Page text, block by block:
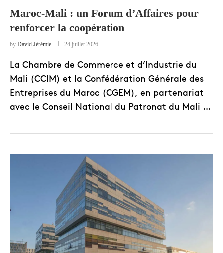
Maroc-Mali : un Forum d’Affaires pour
renforcer la coopération
by David Jérémie 24 juillet 2026
La Chambre de Commerce et d’Industrie du
Mali (CCIM) et la Confédération Générale des
Entreprises du Maroc (CGEM), en partenariat
avec le Conseil National du Patronat du Mali …